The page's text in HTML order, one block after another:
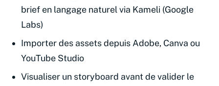
brief en langage naturel via Kameli (Google
Labs)
Importer des assets depuis Adobe, Canva ou
YouTube Studio
Visualiser un storyboard avant de valider le